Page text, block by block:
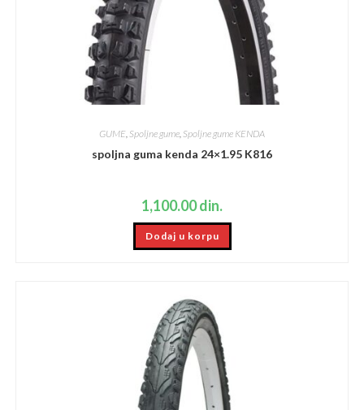
GUME Spoljne gume Spoljne gume KENDA
spoljna guma kenda 24×1.95 K816
1,100.00din.
Dodaj u korpu